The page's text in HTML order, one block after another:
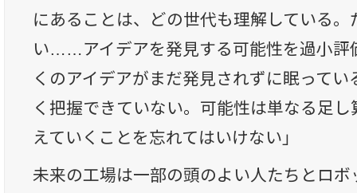
にあることは、どの世代も理解している
い……アイデアを発見する可能性を過小評
くのアイデアがまだ発見されずに眠って
く把握できていない。可能性は単なる足
えていくことを忘れてはいけない」
未来の工場は一部の頭のよい人たちとロ